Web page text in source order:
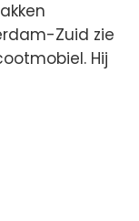
Zuid zie
Hij